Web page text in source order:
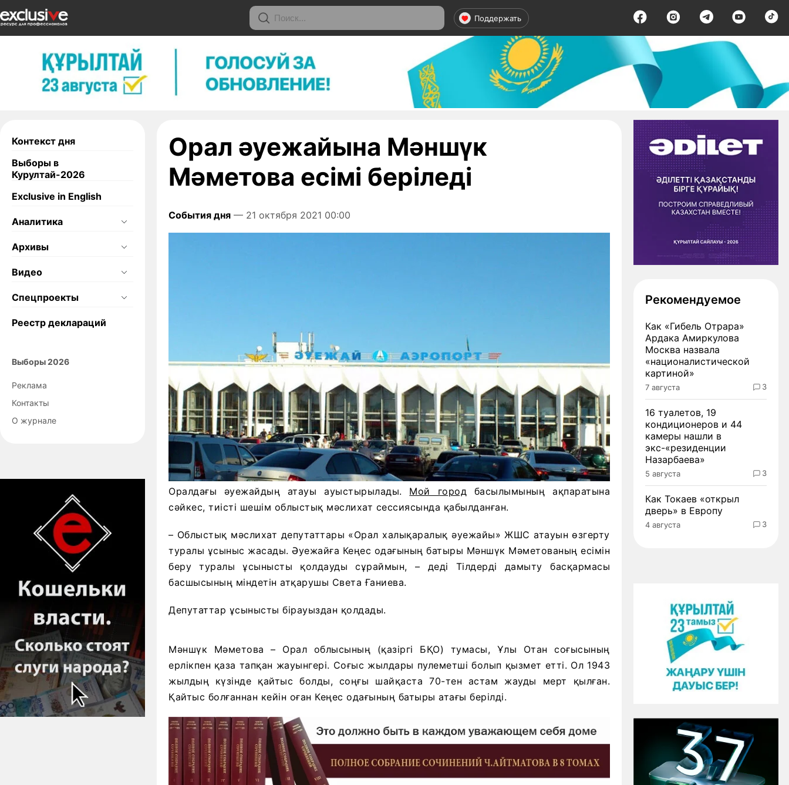
Поддержать
Контекст дня
Выборы в
Курултай-2026
Exclusive in English
Аналитика
Архивы
Видео
Спецпроекты
Реестр деклараций
Выборы 2026
Реклама
Контакты
О журнале
Орал әуежайына Мәншүк
Мәметова есімі беріледі
События дня — 21 октября 2021 00:00
Оралдағы әуежайдың атауы ауыстырылады. Мой город басылымының ақпаратына
сәйкес, тиісті шешім облыстық мәслихат сессиясында қабылданған.
– Облыстық мәслихат депутаттары «Орал халықаралық әуежайы» ЖШС атауын өзгерту
туралы ұсыныс жасады. Әуежайға Кеңес одағының батыры Мәншүк Мәметованың есімін
беру туралы ұсынысты қолдауды сұраймын, – деді Тілдерді дамыту басқармасы
басшысының міндетін атқарушы Света Ғаниева.
Депутаттар ұсынысты бірауыздан қолдады.
Мәншүк Мәметова – Орал облысының (қазіргі БҚО) тумасы, Ұлы Отан соғысының
ерлікпен қаза тапқан жауынгері. Соғыс жылдары пулеметші болып қызмет етті. Ол 1943
жылдың күзінде қайтыс болды, соңғы шайқаста 70-тен астам жауды мерт қылған.
Қайтыс болғаннан кейін оған Кеңес одағының батыры атағы берілді.
Рекомендуемое
Как «Гибель Отрара»
Ардака Амиркулова
Москва назвала
«националистической
картиной»
7 августа 3
16 туалетов, 19
кондиционеров и 44
камеры нашли в
экс-«резиденции
Назарбаева»
5 августа 3
Как Токаев «открыл
дверь» в Европу
4 августа 3